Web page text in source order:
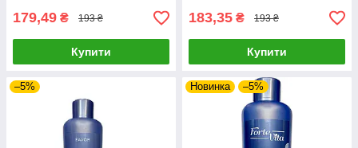
179,49 ₴ 193 ₴
Купити
183,35 ₴ 193 ₴
Купити
–5% Новинка –5%